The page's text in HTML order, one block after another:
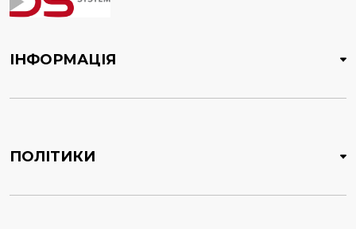
ІНФОРМАЦІЯ
ПОЛІТИКИ